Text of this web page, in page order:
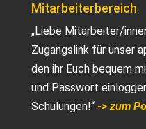
Mitarbeiterbereich
„Liebe Mitarbeiter/
Zugangslink für unser
den ihr Euch bequem
und Passwort
Schulungen!“ -> zum